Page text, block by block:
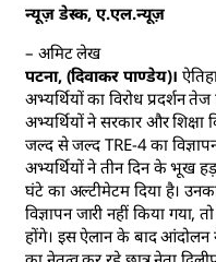
न्यूज़ डेस्क, ए.एल.न्यूज़
– अमिट लेख
पटना, (दिवाकर पाण्डेय)।
अभ्यर्थियों का विरोध प्रदर्शन
अभ्यर्थियों ने सरकार और
जल्द से जल्द TRE-4 का
अभ्यर्थियों ने तीन दिन के भूख
घंटे का अल्टीमेटम दिया है।
विज्ञापन जारी नहीं किया
होंगे। इस ऐलान के बाद आंदोलन